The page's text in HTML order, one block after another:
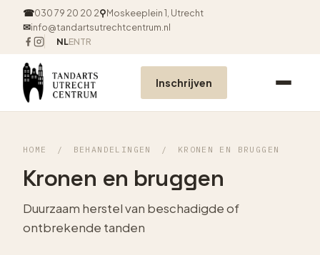
☎030 79 20 20 2⚲Moskeeplein 1, Utrecht
✉info@tandartsutrechtcentrum.nl
NLENTR
Inschrijven
HOME / BEHANDELINGEN / KRONEN EN BRUGGEN
Kronen en bruggen
Duurzaam herstel van beschadigde of
ontbrekende tanden